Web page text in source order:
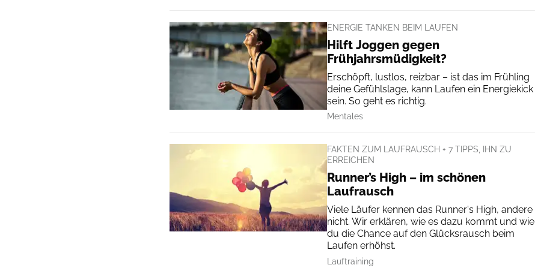
ENERGIE TANKEN BEIM LAUFEN
Hilft Joggen gegen
Frühjahrsmüdigkeit?
Erschöpft, lustlos, reizbar – ist das im Frühling
deine Gefühlslage, kann Laufen ein Energiekick
sein. So geht es richtig.
Mentales
FAKTEN ZUM LAUFRAUSCH + 7 TIPPS, IHN ZU
ERREICHEN
Runner’s High – im schönen
Laufrausch
Viele Läufer kennen das Runner's High, andere
nicht. Wir erklären, wie es dazu kommt und wie
du die Chance auf den Glücksrausch beim
Laufen erhöhst.
Lauftraining